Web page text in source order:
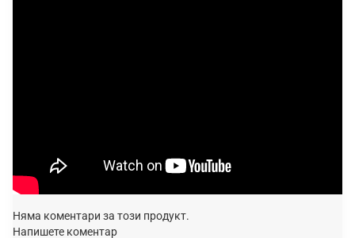
Няма коментари за този продукт.
Напишете коментар